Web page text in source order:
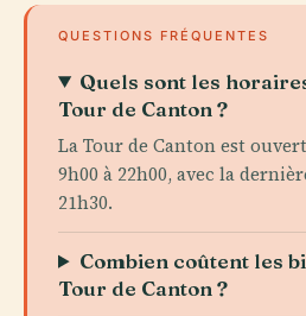
QUESTIONS FRÉQUENTES
Quels sont les
Tour de Canton ?
La Tour de Canton est
9h00 à 22h00, avec la
21h30.
Combien coûtent les
Tour de Canton ?